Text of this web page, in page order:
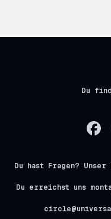
Du
Du hast Fragen?
Du erreichst uns